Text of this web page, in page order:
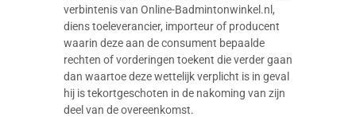
verbintenis van Online-Badmintonwinkel.nl,
diens toeleverancier, importeur of producent
waarin deze aan de consument bepaalde
rechten of vorderingen toekent die verder gaan
dan waartoe deze wettelijk verplicht is in geval
hij is tekortgeschoten in de nakoming van zijn
deel van de overeenkomst.